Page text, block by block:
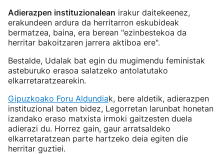
Adierazpen instituzionalean irakur daitekeenez,
erakundeen ardura da herritarron eskubideak
bermatzea, baina, era berean "ezinbestekoa da
herritar bakoitzaren jarrera aktiboa ere".
Bestalde, Udalak bat egin du mugimendu feministak
asteburuko erasoa salatzeko antolatutako
elkarretaratzearekin.
Gipuzkoako Foru Aldundiak, bere aldetik, adierazpen
instituzional baten bidez, Legorretan larunbat honetan
izandako eraso matxista irmoki gaitzesten duela
adierazi du. Horrez gain, gaur arratsaldeko
elkarretaratzean parte hartzeko deia egiten die
herritar guztiei.